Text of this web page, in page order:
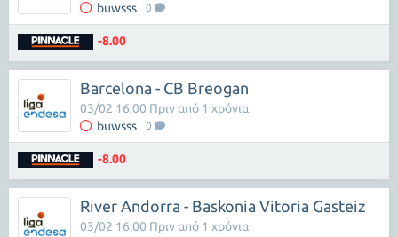
buwsss 0
-8.00
Barcelona - CB Breogan
buwsss 0
03/02 16:00 Πριν από 1 χρόνια
-8.00
River Andorra - Baskonia Vitoria Gasteiz
03/02 16:00 Πριν από 1 χρόνια